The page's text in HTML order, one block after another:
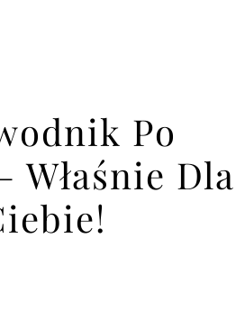
Po
Właśnie Dla